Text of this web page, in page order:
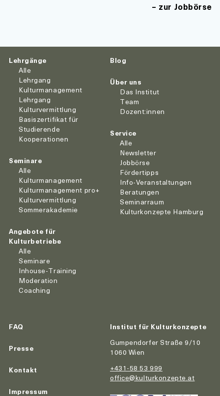
zur Jobbörse
Lehrgänge
Alle
Lehrgang
Kulturmanagement
Lehrgang
Kulturvermittlung
Basiszertifikat für
Studierende
Kooperationen
Seminare
Alle
Kulturmanagement
Kulturmanagement pro+
Kulturvermittlung
Sommerakademie
Angebote für
Kulturbetriebe
Alle
Seminare
Inhouse-Training
Moderation
Coaching
Blog
Über uns
Das Institut
Team
Dozent:innen
Service
Alle
Newsletter
Jobbörse
Fördertipps
Info-Veranstaltungen
Beratungen
Seminarraum
Kulturkonzepte Hamburg
FAQ
Presse
Kontakt
Impressum
Institut für Kulturkonzepte
Gumpendorfer Straße 9/10
1060 Wien
+431-58 53 999
office@kulturkonzepte.at